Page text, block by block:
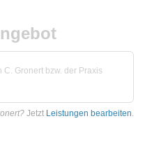
Gronert bzw. der Praxis
Jetzt Leistungen bearbeiten.